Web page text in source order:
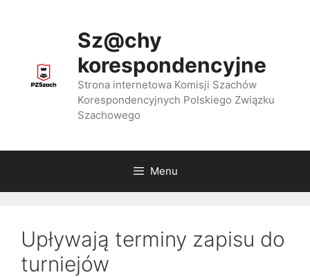
Sz@chy
korespondencyjne
Strona internetowa Komisji Szachów
Korespondencyjnych Polskiego Związku
Szachowego
Menu
Upływają terminy zapisu do
turniejów